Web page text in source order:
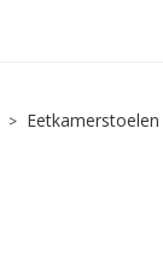
Eetkamerstoelen